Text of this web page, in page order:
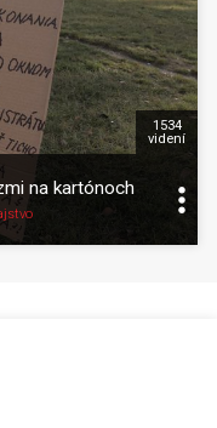
na kartónoch
1534
videní